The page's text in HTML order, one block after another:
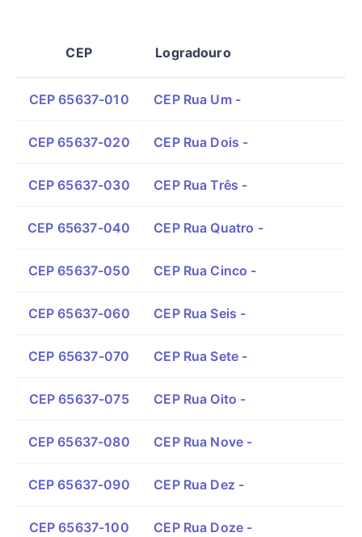
CEP Logradouro
CEP 65637-010 CEP Rua Um -
CEP 65637-020 CEP Rua Dois -
CEP 65637-030 CEP Rua Três -
CEP 65637-040 CEP Rua Quatro -
CEP 65637-050 CEP Rua Cinco -
CEP 65637-060 CEP Rua Seis -
CEP 65637-070 CEP Rua Sete -
CEP 65637-075 CEP Rua Oito -
CEP 65637-080 CEP Rua Nove -
CEP 65637-090 CEP Rua Dez -
CEP 65637-100 CEP Rua Doze -